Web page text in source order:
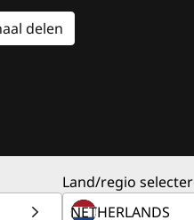
delen
Land/regio